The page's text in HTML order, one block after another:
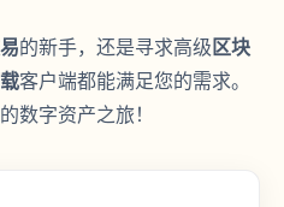
的新手，还是寻求高级 区块
客户端都能满足您的需求。
数字资产之旅！